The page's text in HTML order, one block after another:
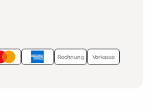
Rechnung Vorkasse